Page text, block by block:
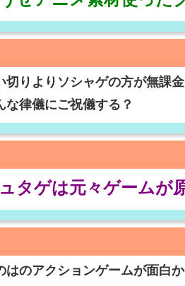
切りよりソシャゲの方が無課
な律儀にご祝儀する？
タゲは元々ゲームが
はのアクションゲームが面白